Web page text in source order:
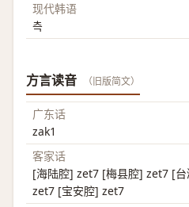
现代韩语
측
方言读音 （旧版简文）
广东话
zak1
客家话
[海陆腔] zet7 [梅县腔] zet7 [
zet7 [宝安腔] zet7